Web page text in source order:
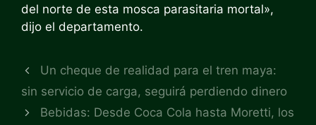
del norte de esta mosca parasitaria mortal»,
dijo el departamento.
Un cheque de realidad para el tren maya:
sin servicio de carga, seguirá perdiendo dinero
Bebidas: Desde Coca Cola hasta Moretti, los